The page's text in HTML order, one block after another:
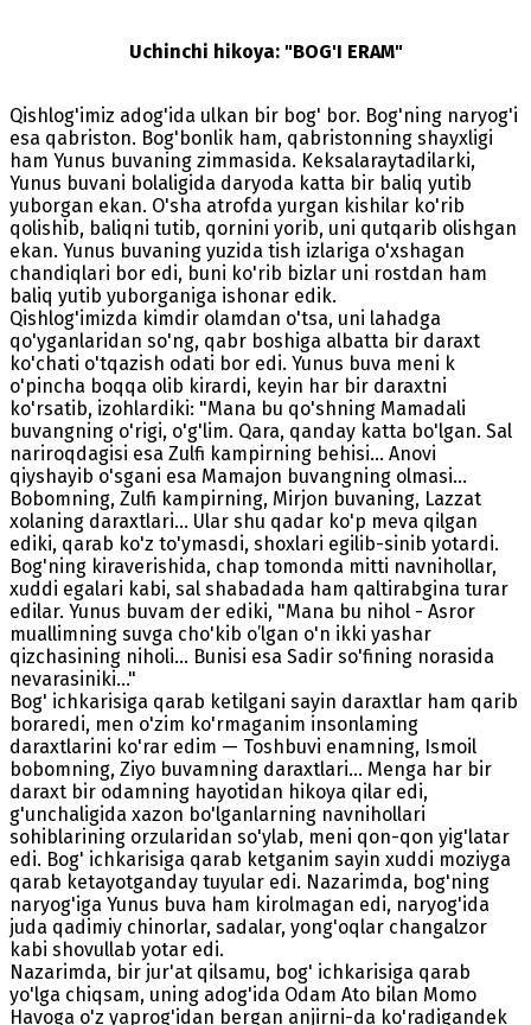
Uchinchi hikoya: "BOG'I ERAM"
Qishlog'imiz adog'ida ulkan bir bog' bor. Bog'ning naryog'i
esa qabriston. Bog'bonlik ham, qabristonning shayxligi
ham Yunus buvaning zimmasida. Keksalaraytadilarki,
Yunus buvani bolaligida daryoda katta bir baliq yutib
yuborgan ekan. O'sha atrofda yurgan kishilar ko'rib
qolishib, baliqni tutib, qornini yorib, uni qutqarib olishgan
ekan. Yunus buvaning yuzida tish izlariga o'xshagan
chandiqlari bor edi, buni ko'rib bizlar uni rostdan ham
baliq yutib yuborganiga ishonar edik.
Qishlog'imizda kimdir olamdan o'tsa, uni lahadga
qo'yganlaridan so'ng, qabr boshiga albatta bir daraxt
ko'chati o'tqazish odati bor edi. Yunus buva meni k
o'pincha boqqa olib kirardi, keyin har bir daraxtni
ko'rsatib, izohlardiki: "Mana bu qo'shning Mamadali
buvangning o'rigi, o'g'lim. Qara, qanday katta bo'lgan. Sal
nariroqdagisi esa Zulfi kampirning behisi... Anovi
qiyshayib o'sgani esa Mamajon buvangning olmasi...
Bobomning, Zulfi kampirning, Mirjon buvaning, Lazzat
xolaning daraxtlari... Ular shu qadar ko'p meva qilgan
ediki, qarab ko'z to'ymasdi, shoxlari egilib-sinib yotardi.
Bog'ning kiraverishida, chap tomonda mitti navnihollar,
xuddi egalari kabi, sal shabadada ham qaltirabgina turar
edilar. Yunus buvam der ediki, "Mana bu nihol - Asror
muallimning suvga cho'kib o’lgan o'n ikki yashar
qizchasining niholi... Bunisi esa Sadir so'fining norasida
nevarasiniki..."
Bog' ichkarisiga qarab ketilgani sayin daraxtlar ham qarib
boraredi, men o'zim ko'rmaganim insonlaming
daraxtlarini ko'rar edim — Toshbuvi enamning, Ismoil
bobomning, Ziyo buvamning daraxtlari... Menga har bir
daraxt bir odamning hayotidan hikoya qilar edi,
g'unchaligida xazon bo'lganlarning navnihollari
sohiblarining orzularidan so'ylab, meni qon-qon yig'latar
edi. Bog' ichkarisiga qarab ketganim sayin xuddi moziyga
qarab ketayotganday tuyular edi. Nazarimda, bog'ning
naryog'iga Yunus buva ham kirolmagan edi, naryog'ida
juda qadimiy chinorlar, sadalar, yong'oqlar changalzor
kabi shovullab yotar edi.
Nazarimda, bir jur'at qilsamu, bog' ichkarisiga qarab
yo'lga chiqsam, uning adog'ida Odam Ato bilan Momo
Havoga o'z yaprog'idan bergan anjirni-da ko'radigandek